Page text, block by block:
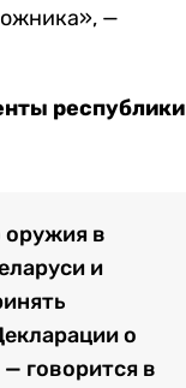
—
республики
оружия в
и
о
говорится в